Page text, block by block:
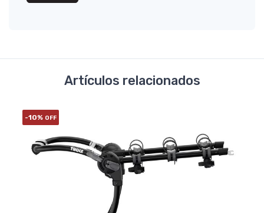
Artículos relacionados
-10% OFF